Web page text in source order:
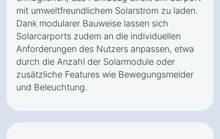
mit umweltfreundlichem Solarstrom zu laden.
Dank modularer Bauweise lassen sich
Solarcarports zudem an die individuellen
Anforderungen des Nutzers anpassen, etwa
durch die Anzahl der Solarmodule oder
zusätzliche Features wie Bewegungsmelder
und Beleuchtung.